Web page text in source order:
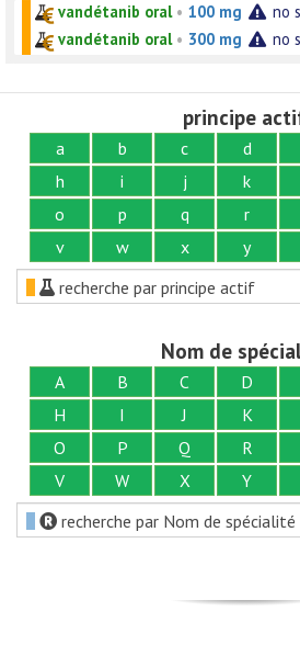
vandétanib oral• 100 mg
no
vandétanib oral• 300 mg no
principe
a b c d
h
i j k
o
p q r
v
w x y
recherche par principe actif
Nom de
A B C D
H
I J K
O
P Q R
V
W X Y
recherche par Nom de spécialité